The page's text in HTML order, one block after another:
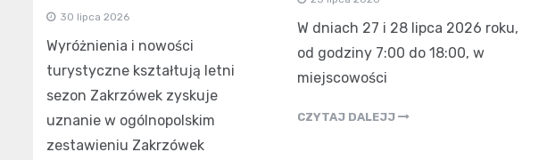
30 lipca 2026
Wyróżnienia i nowości
turystyczne kształtują letni
sezon Zakrzówek zyskuje
uznanie w ogólnopolskim
zestawieniu Zakrzówek
W dniach 27 i 28 lipca 2026 roku,
od godziny 7:00 do 18:00, w
miejscowości
CZYTAJ DALEJJ